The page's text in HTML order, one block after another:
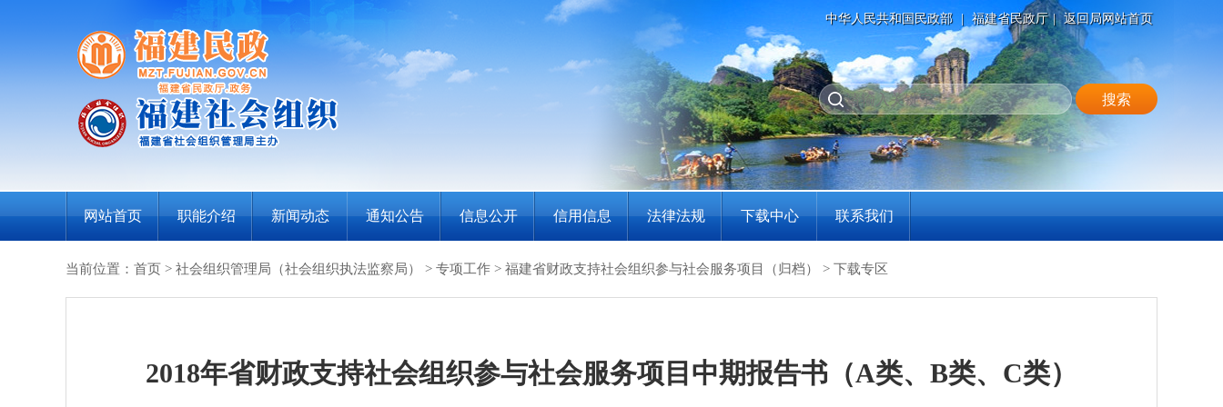
中华人民共和国民政部 | 福建省民政厅 | 返回局网站首页
网站首页 职能介绍 新闻动态 通知公告 信息公开 信用信息 法律法规 下载中心 联系我们
当前位置： 首页 > 社会组织管理局（社会组织执法监察局） > 专项工作 > 福建省财政支持社会组织参与社会服务项目（归档） > 下载专区
2018年省财政支持社会组织参与社会服务项目中期报告书（A类、B类、C类）